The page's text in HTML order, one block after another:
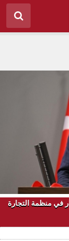
في منظمة التجارة